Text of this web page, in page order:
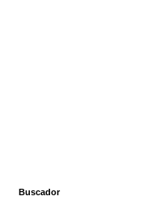
Buscador